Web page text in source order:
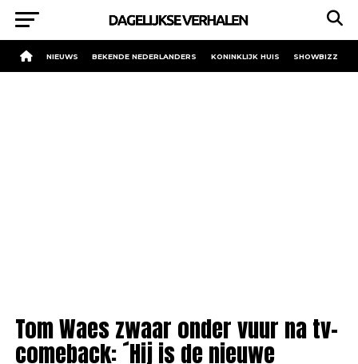
NIEUWS BEKENDE NEDERLANDERS KONINKLIJK HUIS SHOWBIZZ
Tom Waes zwaar onder vuur na tv-
comeback: ´Hij is de nieuwe